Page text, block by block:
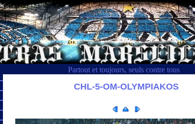
Partout et toujours, seuls contre tous
CHL-5-OM-OLYMPIAKOS